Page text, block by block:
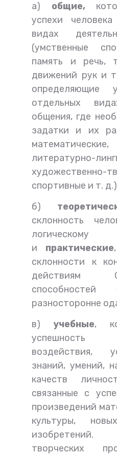
а) общие,
успехи
видах
(умственные
память и речь,
движений рук и
определяющие
отдельных
общения, где
задатки и их
литературно-
художественно-
спортивные и т.
б)
склонность
и практические
склонности к
действиям
способностей
разносторонне
в) учебные,
успешность
воздействия,
знаний, умений,
качеств
связанные с
произведений
культуры,
творческих